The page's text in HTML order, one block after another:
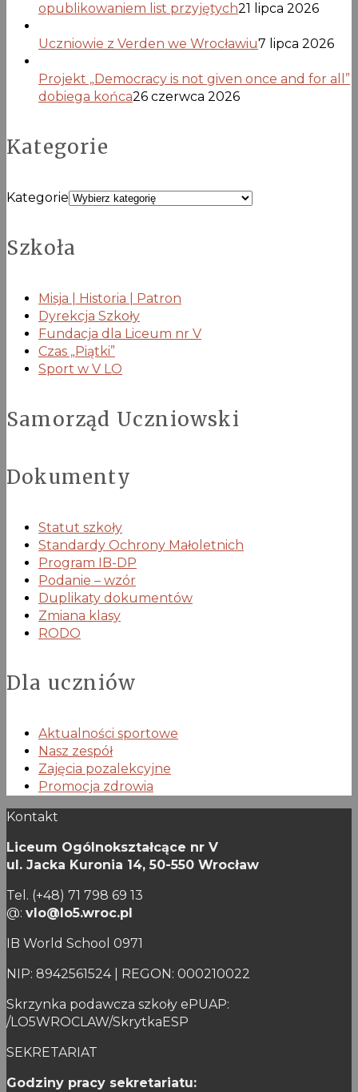
opublikowaniem list przyjętych21 lipca 2026
Uczniowie z Verden we Wrocławiu7 lipca 2026
Projekt „Democracy is not given once and for all”
dobiega końca26 czerwca 2026
Kategorie
Kategorie
Szkoła
Misja | Historia | Patron
Dyrekcja Szkoły
Fundacja dla Liceum nr V
Czas „Piątki”
Sport w V LO
Samorząd Uczniowski
Dokumenty
Statut szkoły
Standardy Ochrony Małoletnich
Program IB-DP
Podanie – wzór
Duplikaty dokumentów
Zmiana klasy
RODO
Dla uczniów
Aktualności sportowe
Nasz zespół
Zajęcia pozalekcyjne
Promocja zdrowia
Kontakt
Liceum Ogólnokształcące nr V
ul. Jacka Kuronia 14, 50-550 Wrocław
Tel. (+48) 71 798 69 13
@: vlo@lo5.wroc.pl
IB World School 0971
NIP: 8942561524 | REGON: 000210022
Skrzynka podawcza szkoły ePUAP:
/LO5WROCLAW/SkrytkaESP
SEKRETARIAT
Godziny pracy sekretariatu: